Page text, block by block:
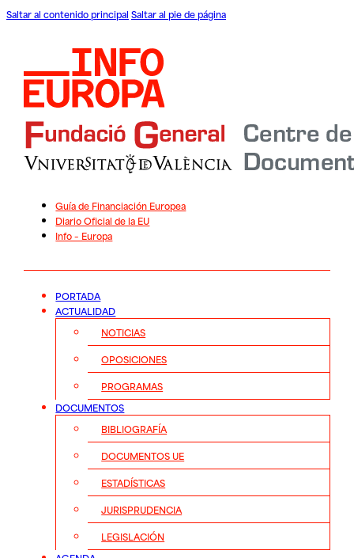
Saltar al contenido principal Saltar al pie de página
Guía de Financiación Europea
Diario Oficial de la EU
Info – Europa
PORTADA
ACTUALIDAD
NOTICIAS
OPOSICIONES
PROGRAMAS
DOCUMENTOS
BIBLIOGRAFÍA
DOCUMENTOS UE
ESTADÍSTICAS
JURISPRUDENCIA
LEGISLACIÓN